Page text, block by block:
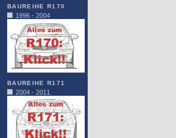
BAUREIHE R170
1996 - 2004
BAUREIHE R171
2004 - 2011